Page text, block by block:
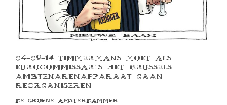
04-09-14 TIMMERMANS MOET ALS
EUROCOMMISSARIS HET BRUSSELS
AMBTENARENAPPARAAT GAAN
REORGANISEREN
DE GROENE AMSTERDAMMER